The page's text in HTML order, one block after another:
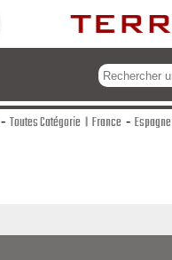
- Toutes Catégorie France - Espagne